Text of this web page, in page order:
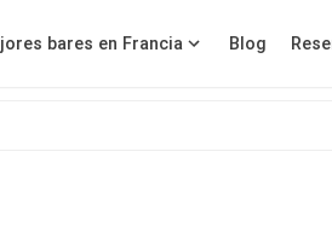
bares en Francia Blog